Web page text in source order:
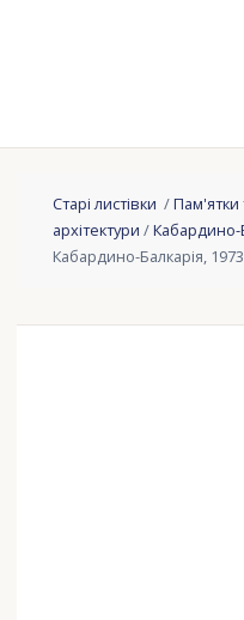
Старі листівки /Пам'ятки
архітектури /Кабардино-
Кабардино-Балкарія, 1973